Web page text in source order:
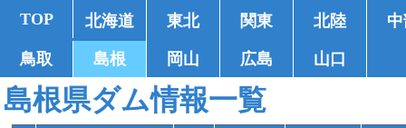
TOP 北海道 東北 関東 北陸
鳥取 島根 岡山 広島 山口
島根県ダム情報一覧